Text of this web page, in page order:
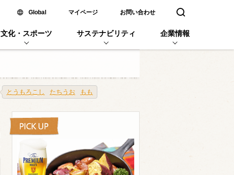
Global新しいウィンドウで開く
マイページ お問い合わせ 検索窓を開く
文化・スポーツ サステナビリティ 企業情報
とうもろこし たちうお もも